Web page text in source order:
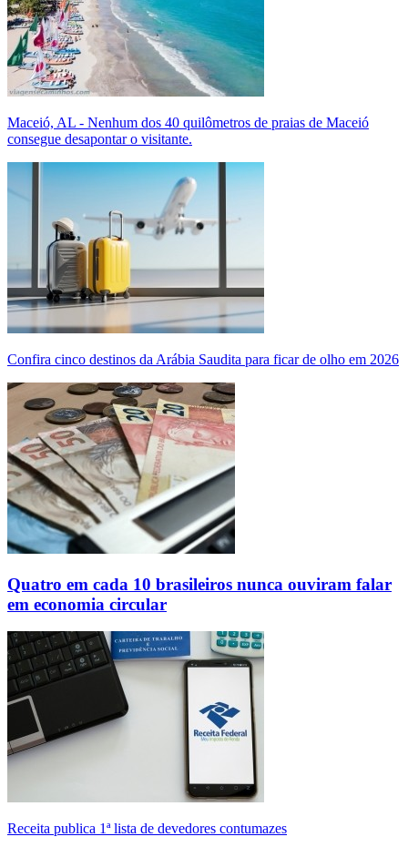
Maceió, AL - Nenhum dos 40 quilômetros de praias de Maceió
consegue desapontar o visitante.
Confira cinco destinos da Arábia Saudita para ficar de olho em 2026
Quatro em cada 10 brasileiros nunca ouviram falar
em economia circular
Receita publica 1ª lista de devedores contumazes